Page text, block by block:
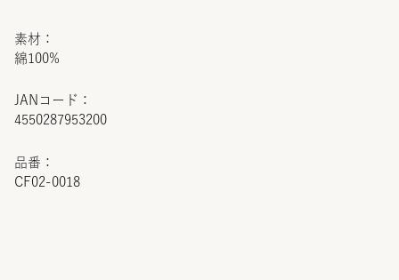
JANコード：
4550287953200
品番：
CF02-0018
素材：
綿100%